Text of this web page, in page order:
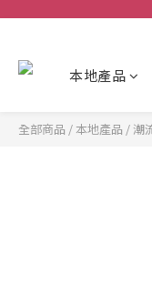
本地產品
全部商品 / 本地產品 /潮